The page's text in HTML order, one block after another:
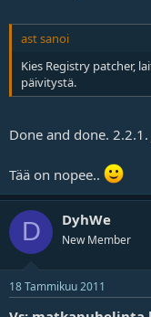
ast sanoi
Kies Registry patcher,
päivitystä.
Done and done.
Tää on nopee..
D DyhWe
New Member
18 Tammikuu 2011